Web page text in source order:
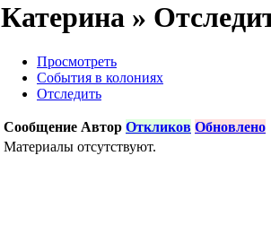
Катерина »
Просмотреть
События в колониях
Отследить
Сообщение Автор Откликов Обновлено
Материалы отсутствуют.